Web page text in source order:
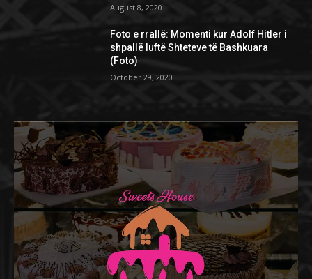
August 8, 2020
Foto e rrallë: Momenti kur Adolf Hitler i
shpallë luftë Shteteve të Bashkuara
(Foto)
October 29, 2020